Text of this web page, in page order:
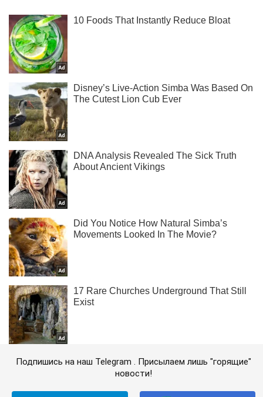
Подпишись на наш Telegram . Присылаем лишь "горящие"
новости!